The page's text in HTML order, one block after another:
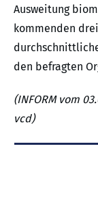
Ausweitung
kommenden
den befragten
(INFORM vom
vcd)